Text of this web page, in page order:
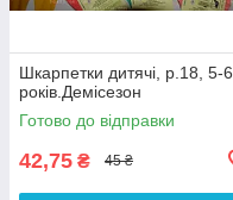
Шкарпетки дитячі, р.18, 5-6
років.Демісезон
Готово до відправки
42,75 ₴ 45 ₴